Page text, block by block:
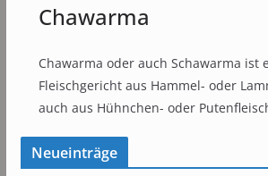
Chawarma
Chawarma oder auch Schawarma ist
Fleischgericht aus Hammel- oder
auch aus Hühnchen- oder
Neueinträge